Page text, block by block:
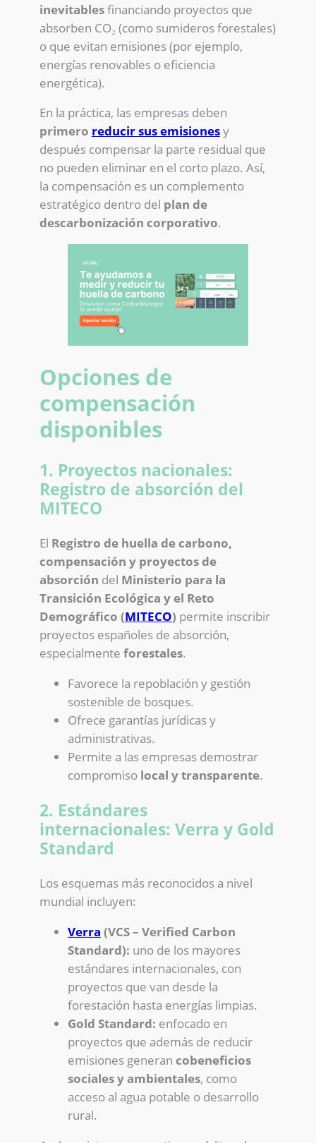
inevitablesfinanciando proyectos que
absorben CO₂ (como sumideros forestales)
o que evitan emisiones (por ejemplo,
energías renovables o eficiencia
energética).
En la práctica, las empresas deben
primero reducir sus emisionesy
después compensar la parte residual que
no pueden eliminar en el corto plazo. Así,
la compensación es un complemento
estratégico dentro del plan de
descarbonización corporativo.
Opciones de
compensación
disponibles
1. Proyectos nacionales:
Registro de absorción del
MITECO
El Registro de huella de carbono,
compensación y proyectos de
absorción del Ministerio para la
Transición Ecológica y el Reto
Demográfico (MITECO) permite inscribir
proyectos españoles de absorción,
especialmente forestales.
Favorece la repoblación y gestión
sostenible de bosques.
Ofrece garantías jurídicas y
administrativas.
Permite a las empresas demostrar
compromiso local y transparente.
2. Estándares
internacionales: Verra y Gold
Standard
Los esquemas más reconocidos a nivel
mundial incluyen:
Verra (VCS – Verified Carbon
Standard): uno de los mayores
estándares internacionales, con
proyectos que van desde la
forestación hasta energías limpias.
Gold Standard: enfocado en
proyectos que además de reducir
emisiones generan cobeneficios
sociales y ambientales, como
acceso al agua potable o desarrollo
rural.